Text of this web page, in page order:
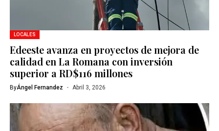
LOCALES
Edeeste avanza en proyectos de mejora de
calidad en La Romana con inversión
superior a RD$116 millones
ByÁngel Fernandez Abril 3, 2026